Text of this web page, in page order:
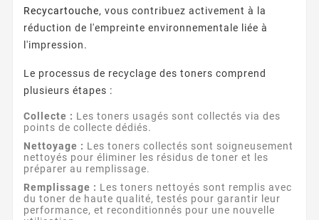
Recycartouche, vous contribuez activement à la
réduction de l'empreinte environnementale liée à
l'impression.
Le processus de recyclage des toners comprend
plusieurs étapes :
Collecte : Les toners usagés sont collectés via des
points de collecte dédiés.
Nettoyage : Les toners collectés sont soigneusement
nettoyés pour éliminer les résidus de toner et les
préparer au remplissage.
Remplissage : Les toners nettoyés sont remplis avec
du toner de haute qualité, testés pour garantir leur
performance, et reconditionnés pour une nouvelle